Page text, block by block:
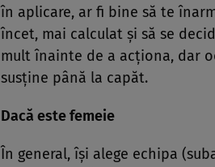
în aplicare, ar fi bine să te
încet, mai calculat şi să se
mult înainte de a acţiona, dar
susţine până la capăt.
Dacă este femeie
În general, îşi alege echipa